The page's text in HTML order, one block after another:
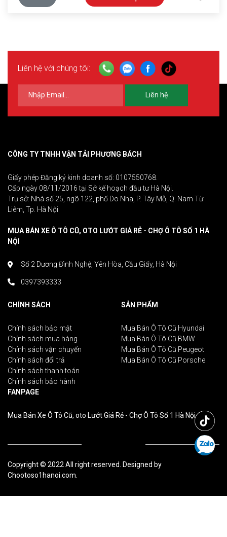
Liên hệ với chúng tôi:
Liên hệ
CÔNG TY TNHH VẬN TẢI PHƯƠNG BÁCH
Giấy phép Đăng ký kinh doanh số: 0107550768.
Cấp ngày 08/11/2016 tại Sở kế hoạch đầu tư Hà Nội.
Trụ sở: Nhà số 25, ngõ 122, phố Do Nha, P. Tây Mỗ, Q. Nam Từ
Liêm, Tp. Hà Nội
MUA BÁN XE Ô TÔ CŨ, OTO LƯỚT GIÁ RẺ - CHỢ Ô TÔ SỐ 1 HÀ
NỘI
Số 2 Dương Đình Nghệ, Yên Hòa, Cầu Giấy, Hà Nội
0397393333
CHÍNH SÁCH
Chính sách bảo mật
Chính sách mua hàng
Chính sách vận chuyển
Chính sách đổi trả
Chính sách thanh toán
Chính sách bảo hành
SẢN PHẨM
Mua Bán Ô Tô Cũ Hyundai
Mua Bán Ô Tô Cũ BMW
Mua Bán Ô Tô Cũ Peugeot
Mua Bán Ô Tô Cũ Porsche
FANPAGE
Mua Bán Xe Ô Tô Cũ, oto Lướt Giá Rẻ - Chợ Ô Tô Số 1 Hà Nội
Copyright © 2022 All right reserved. Designed by
Chootoso1hanoi.com.